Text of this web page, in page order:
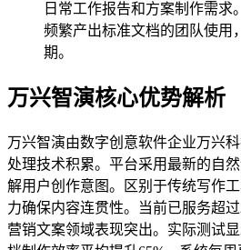
日常工作报告和方案制作需求
频繁产出标准文档的团队使用
期。
万兴智演核心优势解析
万兴智演由数字创意软件企业万兴
处理技术积累。平台采用最新的自
解用户创作意图。区别于传统写作
力确保内容连贯性。当前已服务超
营销文案领域表现突出。实际测试